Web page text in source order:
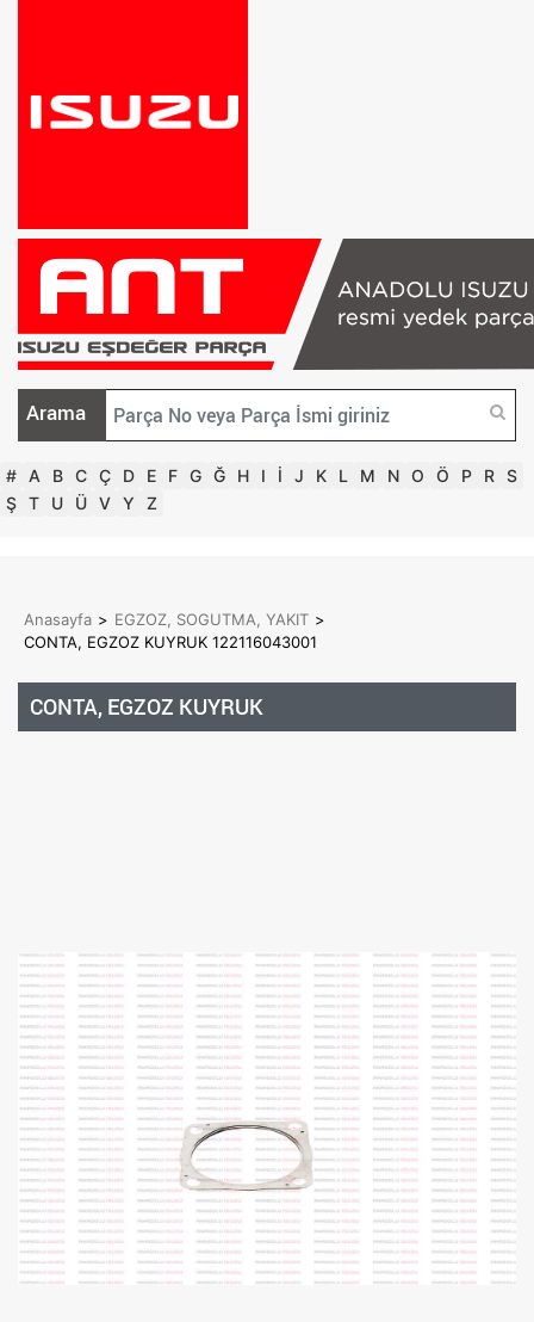
Arama
# A B C Ç D E F G Ğ H I İ J K L M N O Ö P R S
Ş T U Ü V Y Z
Anasayfa > EGZOZ, SOGUTMA, YAKIT >
CONTA, EGZOZ KUYRUK 122116043001
CONTA, EGZOZ KUYRUK